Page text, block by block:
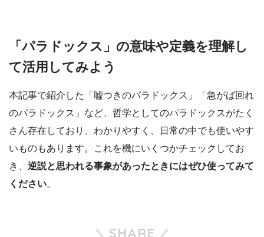
「パラドックス」の意味や定義を理解し
て活用してみよう
本記事で紹介した「嘘つきのパラドックス」「急がば回れ
のパラドックス」など、哲学としてのパラドックスがたく
さん存在しており、わかりやすく、日常の中でも使いやす
いものもあります。これを機にいくつかチェックしてお
き、 逆説と思われる事象があったときにはぜひ使ってみて
ください。
SHARE